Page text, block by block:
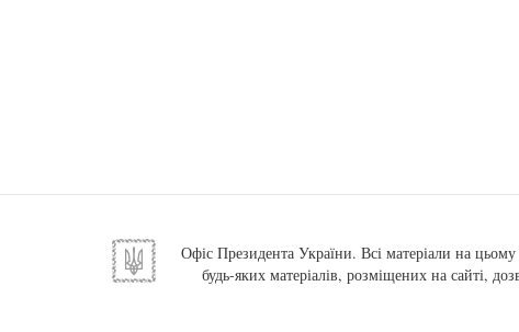
Офіс Президента України. Всі матеріали на цьому
будь-яких матеріалів, розміщених на сайті,